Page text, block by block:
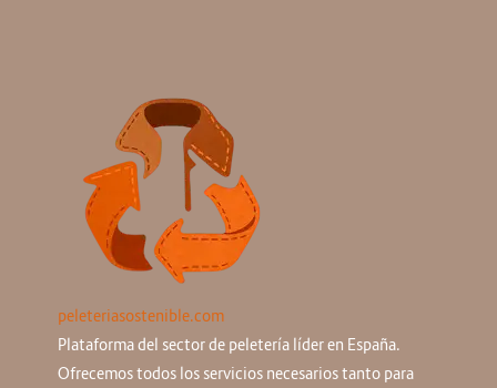
peleteriasostenible.com
Plataforma del sector de peletería líder en España.
Ofrecemos todos los servicios necesarios tanto para